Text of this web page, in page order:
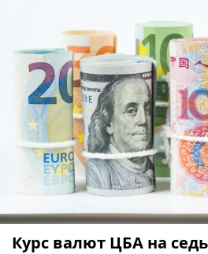
Курс валют ЦБА на